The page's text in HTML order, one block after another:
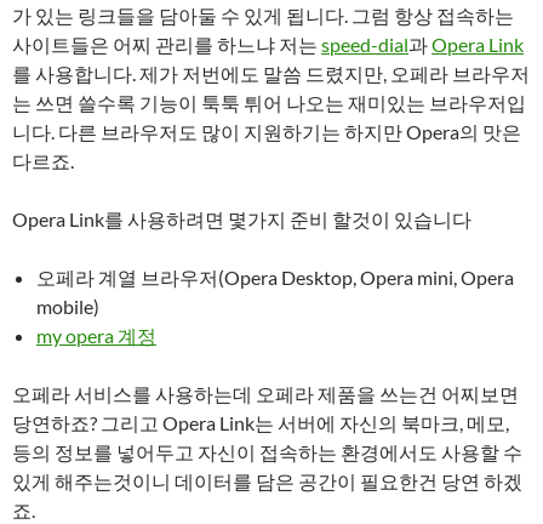
가 있는 링크들을 담아둘 수 있게 됩니다. 그럼 항상 접속하는
사이트들은 어찌 관리를 하느냐 저는 speed-dial과Opera Link
를 사용합니다. 제가 저번에도 말씀 드렸지만, 오페라 브라우저
는 쓰면 쓸수록 기능이 툭툭 튀어 나오는 재미있는 브라우저입
니다. 다른 브라우저도 많이 지원하기는 하지만 Opera의 맛은
다르죠.
Opera Link를 사용하려면 몇가지 준비 할것이 있습니다
오페라 계열 브라우저(Opera Desktop, Opera mini, Opera
mobile)
my opera 계정
오페라 서비스를 사용하는데 오페라 제품을 쓰는건 어찌보면
당연하죠? 그리고 Opera Link는 서버에 자신의 북마크, 메모,
등의 정보를 넣어두고 자신이 접속하는 환경에서도 사용할 수
있게 해주는것이니 데이터를 담은 공간이 필요한건 당연 하겠
죠.